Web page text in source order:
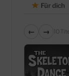
Für dich
← → 10